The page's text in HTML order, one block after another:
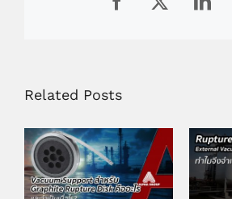
Facebook
X
Related Posts